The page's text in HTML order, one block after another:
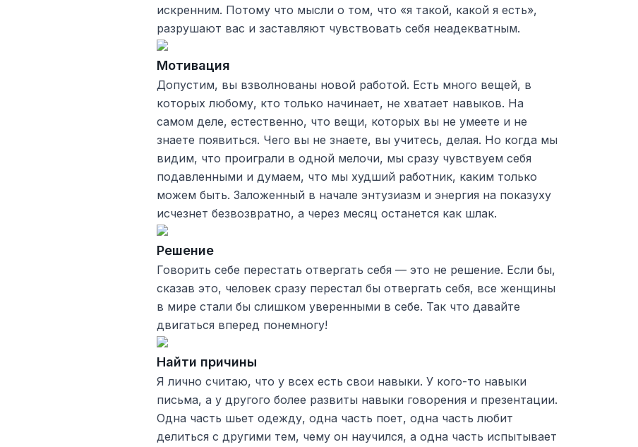
искренним. Потому что мысли о том, что «я такой, какой я есть»,
разрушают вас и заставляют чувствовать себя неадекватным.
Мотивация
Допустим, вы взволнованы новой работой. Есть много вещей, в
которых любому, кто только начинает, не хватает навыков. На
самом деле, естественно, что вещи, которых вы не умеете и не
знаете появиться. Чего вы не знаете, вы учитесь, делая. Но когда мы
видим, что проиграли в одной мелочи, мы сразу чувствуем себя
подавленными и думаем, что мы худший работник, каким только
можем быть. Заложенный в начале энтузиазм и энергия на показуху
исчезнет безвозвратно, а через месяц останется как шлак.
Решение
Говорить себе перестать отвергать себя — это не решение. Если бы,
сказав это, человек сразу перестал бы отвергать себя, все женщины
в мире стали бы слишком уверенными в себе. Так что давайте
двигаться вперед понемногу!
Найти причины
Я лично считаю, что у всех есть свои навыки. У кого-то навыки
письма, а у другого более развиты навыки говорения и презентации.
Одна часть шьет одежду, одна часть поет, одна часть любит
делиться с другими тем, чему он научился, а одна часть испытывает